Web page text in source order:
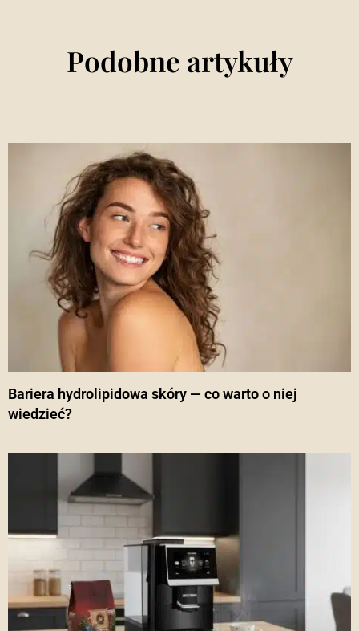
Podobne artykuły
Bariera hydrolipidowa skóry — co warto o niej
wiedzieć?